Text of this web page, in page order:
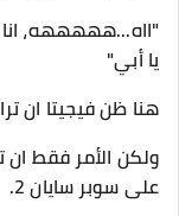
"ااه...هههههه،
يا أبي"
هنا ظن فيجيتا ان
ولكن الأمر فقط ان
على سوبر سايان 2.